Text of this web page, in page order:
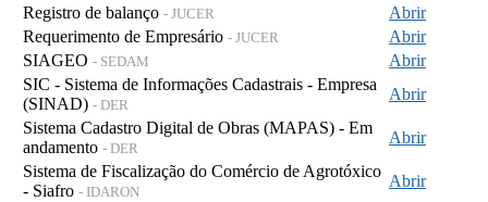
Registro de balanço - JUCER
Abrir
Requerimento de Empresário - JUCER
Abrir
SIAGEO - SEDAM
Abrir
SIC - Sistema de Informações Cadastrais - Empresa
(SINAD) - DER
Abrir
Sistema Cadastro Digital de Obras (MAPAS) - Em
andamento - DER
Abrir
Sistema de Fiscalização do Comércio de Agrotóxico
- Siafro - IDARON
Abrir